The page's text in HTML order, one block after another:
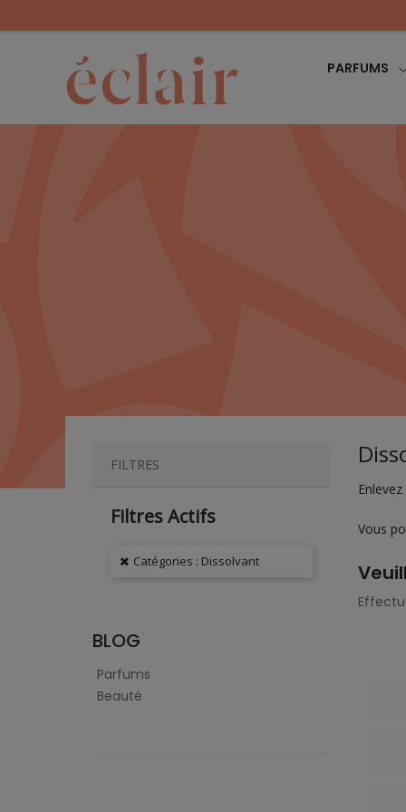
PARFUMS
FILTRES
Filtres Actifs
Catégories : Dissolvant
BLOG
Parfums
Beauté
Vous